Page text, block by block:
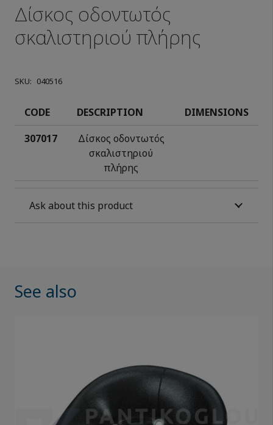
Δίσκος οδοντωτός
σκαλιστηριού πλήρης
SKU: 040516
CODE DESCRIPTION
DIMENSIONS
307017
Δίσκος οδοντωτός
σκαλιστηριού
πλήρης
Ask about this product
See also